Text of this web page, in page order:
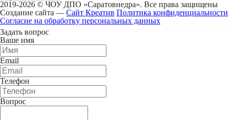
2019-2026 © ЧОУ ДПО «Саратовнедра». Все права защищены
Создание сайта — Сайт Креатив Политика конфиденциальности
Согласие на обработку персональных данных
Задать вопрос
Ваше имя
Email
Телефон
Вопрос